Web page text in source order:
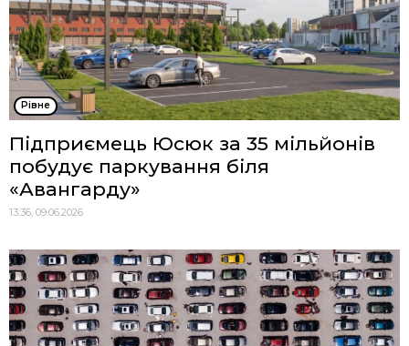
Рівне
Підприємець Юсюк за 35 мільйонів
побудує паркування біля
«Авангарду»
13:36, 09.06.2026